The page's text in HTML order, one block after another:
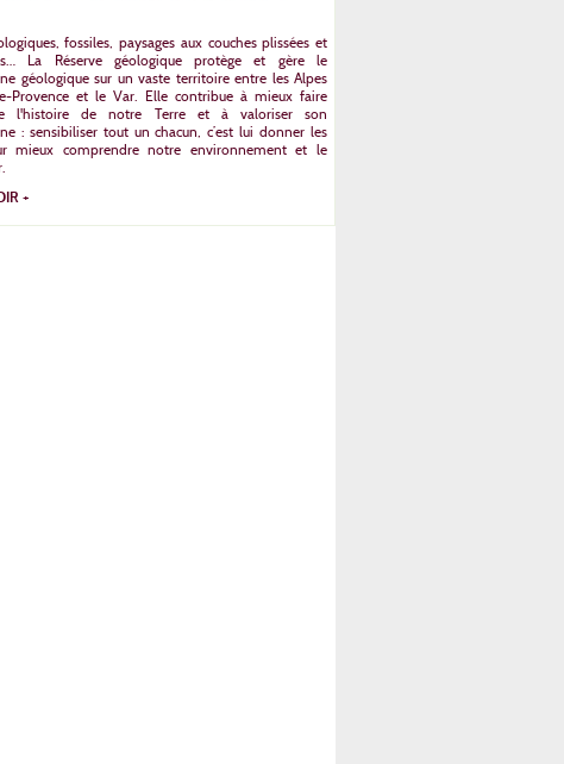
fossiles, paysages aux couches plissées et
La Réserve géologique protège et gère le
géologique sur un vaste territoire entre les Alpes
Provence et le Var. Elle contribue à mieux faire
l'histoire de notre Terre et à valoriser son
: sensibiliser tout un chacun, c’est lui donner les
mieux comprendre notre environnement et le
+